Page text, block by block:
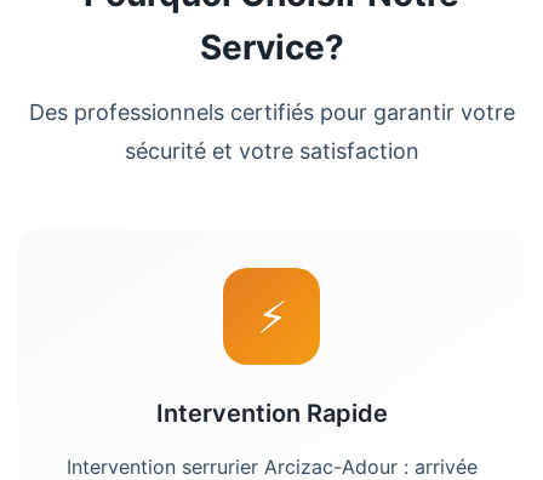
Service?
Des professionnels certifiés pour garantir votre
sécurité et votre satisfaction
⚡
Intervention Rapide
Intervention serrurier Arcizac-Adour : arrivée